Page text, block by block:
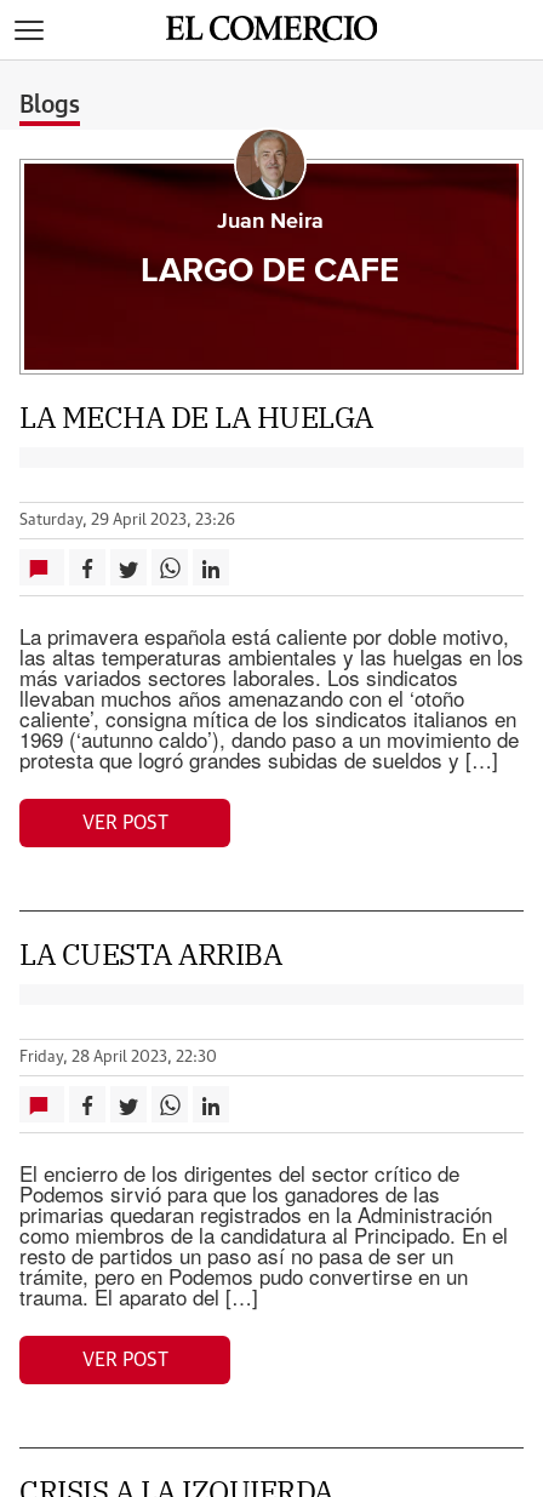
Blogs
Juan Neira
LARGO DE CAFE
LA MECHA DE LA HUELGA
Saturday, 29 April 2023, 23:26
La primavera española está caliente por doble motivo,
las altas temperaturas ambientales y las huelgas en los
más variados sectores laborales. Los sindicatos
llevaban muchos años amenazando con el ‘otoño
caliente’, consigna mítica de los sindicatos italianos en
1969 (‘autunno caldo’), dando paso a un movimiento de
protesta que logró grandes subidas de sueldos y […]
VER POST
LA CUESTA ARRIBA
Friday, 28 April 2023, 22:30
El encierro de los dirigentes del sector crítico de
Podemos sirvió para que los ganadores de las
primarias quedaran registrados en la Administración
como miembros de la candidatura al Principado. En el
resto de partidos un paso así no pasa de ser un
trámite, pero en Podemos pudo convertirse en un
trauma. El aparato del […]
VER POST